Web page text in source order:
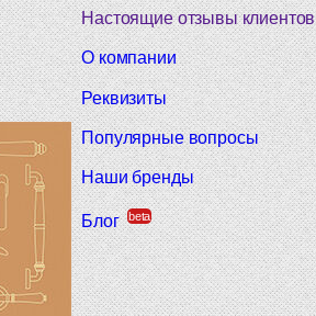
Настоящие отзывы клиентов
О компании
Реквизиты
Популярные вопросы
Наши бренды
Блог beta